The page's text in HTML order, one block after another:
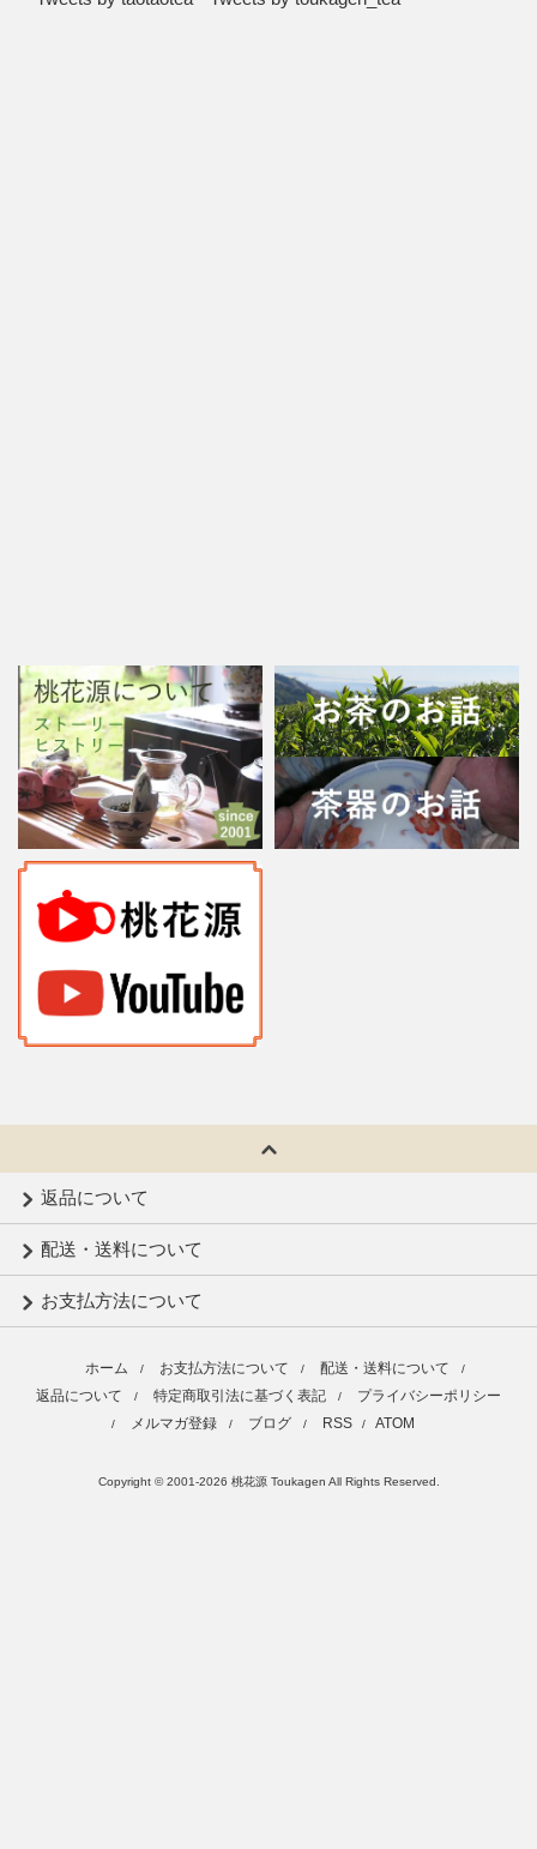
返品について
配送・送料について
お支払方法について
ホーム / お支払方法について / 配送・送料について /
返品について / 特定商取引法に基づく表記 / プライバシーポリシー
/ メルマガ登録 / ブログ / RSS / ATOM
Copyright © 2001-2026 桃花源 Toukagen All Rights Reserved.